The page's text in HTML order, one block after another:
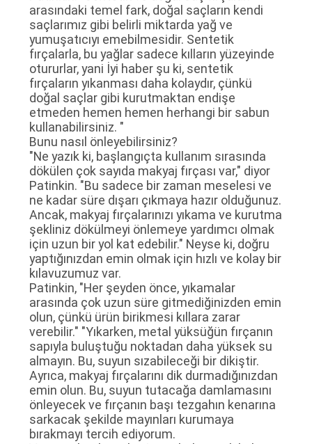
arasındaki temel fark, doğal saçların kendi
saçlarımız gibi belirli miktarda yağ ve
yumuşatıcıyı emebilmesidir. Sentetik
fırçalarla, bu yağlar sadece kılların yüzeyinde
otururlar, yani İyi haber şu ki, sentetik
fırçaların yıkanması daha kolaydır, çünkü
doğal saçlar gibi kurutmaktan endişe
etmeden hemen hemen herhangi bir sabun
kullanabilirsiniz. "
Bunu nasıl önleyebilirsiniz?
"Ne yazık ki, başlangıçta kullanım sırasında
dökülen çok sayıda makyaj fırçası var," diyor
Patinkin. "Bu sadece bir zaman meselesi ve
ne kadar süre dışarı çıkmaya hazır olduğunuz.
Ancak, makyaj fırçalarınızı yıkama ve kurutma
şekliniz dökülmeyi önlemeye yardımcı olmak
için uzun bir yol kat edebilir." Neyse ki, doğru
yaptığınızdan emin olmak için hızlı ve kolay bir
kılavuzumuz var.
Patinkin, "Her şeyden önce, yıkamalar
arasında çok uzun süre gitmediğinizden emin
olun, çünkü ürün birikmesi kıllara zarar
verebilir." "Yıkarken, metal yüksüğün fırçanın
sapıyla buluştuğu noktadan daha yüksek su
almayın. Bu, suyun sızabileceği bir dikiştir.
Ayrıca, makyaj fırçalarını dik durmadığınızdan
emin olun. Bu, suyun tutacağa damlamasını
önleyecek ve fırçanın başı tezgahın kenarına
sarkacak şekilde mayınları kurumaya
bırakmayı tercih ediyorum.